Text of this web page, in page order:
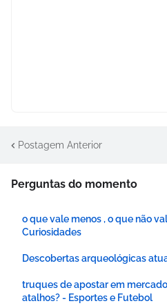
Postagem Anterior
Perguntas do momento
o que vale menos , o que não
Curiosidades
Descobertas arqueológicas
truques de apostar em
atalhos? - Esportes e Futebol